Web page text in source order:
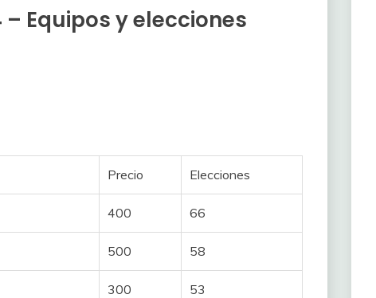
Equipos y elecciones
Precio Elecciones
400 66
500 58
300 53